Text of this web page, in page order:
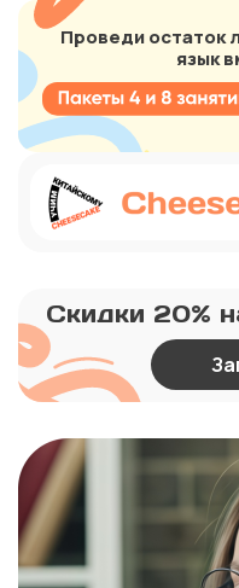
Проведи остаток
язык
Скидки 20%